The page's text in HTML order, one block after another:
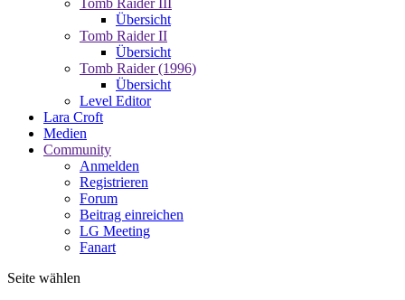
Tomb Raider III
Übersicht
Tomb Raider II
Übersicht
Tomb Raider (1996)
Übersicht
Level Editor
Lara Croft
Medien
Community
Anmelden
Registrieren
Forum
Beitrag einreichen
LG Meeting
Fanart
Seite wählen